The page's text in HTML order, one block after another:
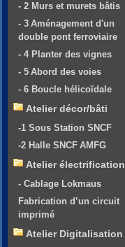
- 2 Murs et murets bâtis
- 3 Aménagement d'un
double pont ferroviaire
- 4 Planter des vignes
- 5 Abord des voies
- 6 Boucle hélicoïdale
Atelier décor/bâti
-1 Sous Station SNCF
-2 Halle SNCF AMFG
Atelier électrification
- Cablage Lokmaus
Fabrication d’un circuit
imprimé
Atelier Digitalisation